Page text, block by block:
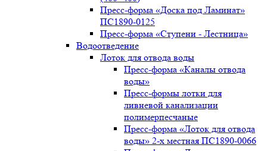
Пресс-форма «Доска под Ламинат»
ПС1890-0125
Пресс-форма «Ступени - Лестница»
Водоотведение
Лоток для отвода воды
Пресс-форма «Каналы отвода
воды»
Пресс-формы лотки для
ливневой канализации
полимерпесчаные
Пресс-форма «Лоток для отвода
воды» 2-х местная ПС1890-0066